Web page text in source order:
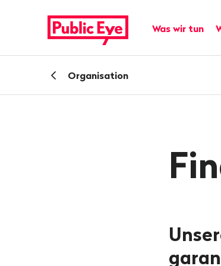
publiceye.ch
Was wir tun
ZurückOrganisation